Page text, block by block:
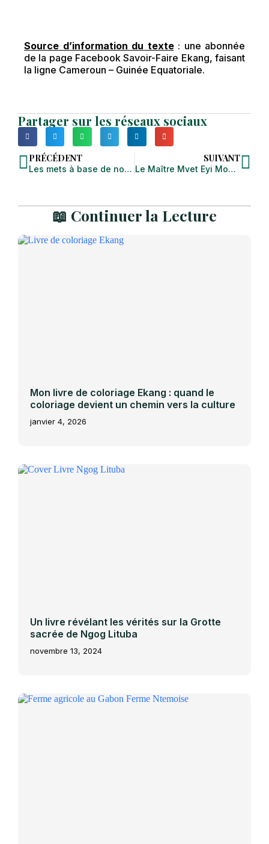
Source d’information du texte: une abonnée
de la page Facebook Savoir-Faire Ekang, faisant
la ligne Cameroun – Guinée Equatoriale.
Partager sur les réseaux sociaux
PRÉCÉDENT
Les mets à base de noix de palme chez les Ekang
SUIVANT
Le Maître Mvet Eyi Moan Ndong de la Guinée Équatoriale
📖 Continuer la Lecture
Mon livre de coloriage Ekang : quand le
coloriage devient un chemin vers la culture
janvier 4, 2026
Un livre révélant les vérités sur la Grotte
sacrée de Ngog Lituba
novembre 13, 2024